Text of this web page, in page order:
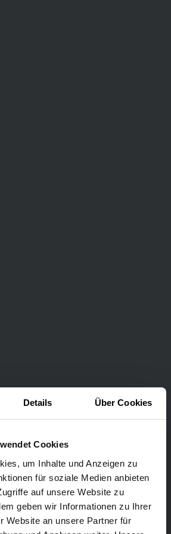
Details Über Cookies
Cookies
um Inhalte und Anzeigen zu
für soziale Medien anbieten
auf unsere Website zu
geben wir Informationen zu Ihrer
Website an unsere Partner für